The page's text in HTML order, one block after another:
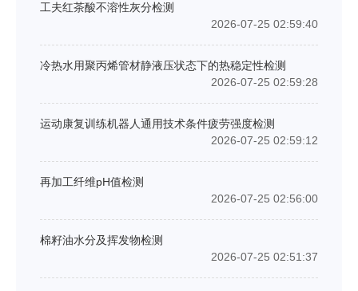
工夫红茶酸不溶性灰分检测
2026-07-25 02:59:40
冷热水用聚丙烯管材静液压状态下的热稳定性检测
2026-07-25 02:59:28
运动康复训练机器人通用技术条件疲劳强度检测
2026-07-25 02:59:12
再加工纤维pH值检测
2026-07-25 02:56:00
棉籽油水分及挥发物检测
2026-07-25 02:51:37